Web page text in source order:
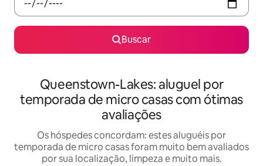
Buscar
Queenstown-Lakes: aluguel por
temporada de micro casas com ótimas
avaliações
Os hóspedes concordam: estes aluguéis por
temporada de micro casas foram muito bem avaliados
por sua localização, limpeza e muito mais.